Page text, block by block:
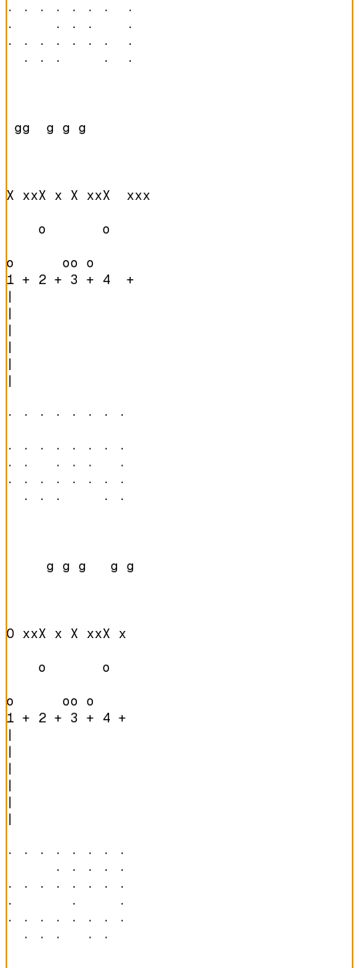
· · · · · · ·  ·
·     · · ·    ·
· · · · · · ·  ·
  · · ·     ·  ·
gg  g g g
X xxX x X xxX  xxx
    o       o
o      oo o
1 + 2 + 3 + 4  +
|
|
|
|
|
|
· · · · · · · ·
· · · · · · · ·
· ·   · · ·   ·
· · · · · · · ·
  · · ·     · ·
     g g g   g g
O xxX x X xxX x
    o       o
o      oo o
1 + 2 + 3 + 4 +
|
|
|
|
|
|
· · · · · · · ·
      · · · · ·
· · · · · · · ·
·       ·     ·
· · · · · · · ·
  · · ·   · ·